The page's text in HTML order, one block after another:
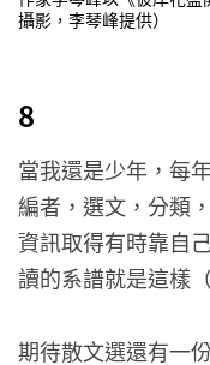
攝影，李琴峰提供）
8
當我還是少年，每
編者，選文，分類
資訊取得有時靠自
讀的系譜就是這樣
期待散文選還有一